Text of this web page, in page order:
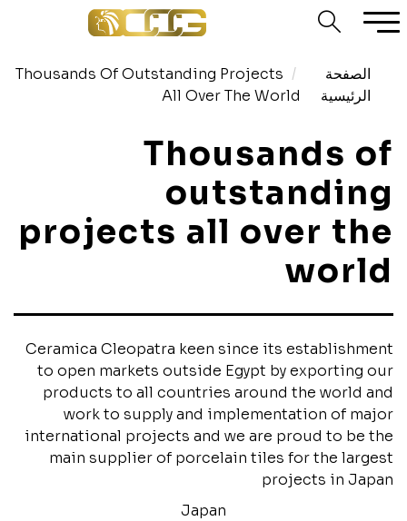
الصفحة
الرئيسية
Thousands Of Outstanding Projects
All Over The World
Thousands of
outstanding
projects all over the
world
Ceramica Cleopatra keen since its establishment
to open markets outside Egypt by exporting our
products to all countries around the world and
work to supply and implementation of major
international projects and we are proud to be the
main supplier of porcelain tiles for the largest
projects in Japan
Japan